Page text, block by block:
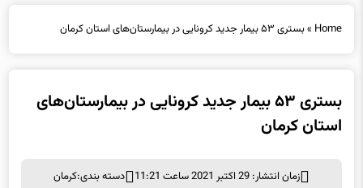
Home
»بستری ۵۳ بیمار جدید کرونایی در بیمارستان‌های استان کرمان
بستری ۵۳ بیمار جدید کرونایی در بیمارستان‌های
استان کرمان
زمان انتشار: 29 اکتبر 2021 ساعت 11:21 دسته بندی:کرمان